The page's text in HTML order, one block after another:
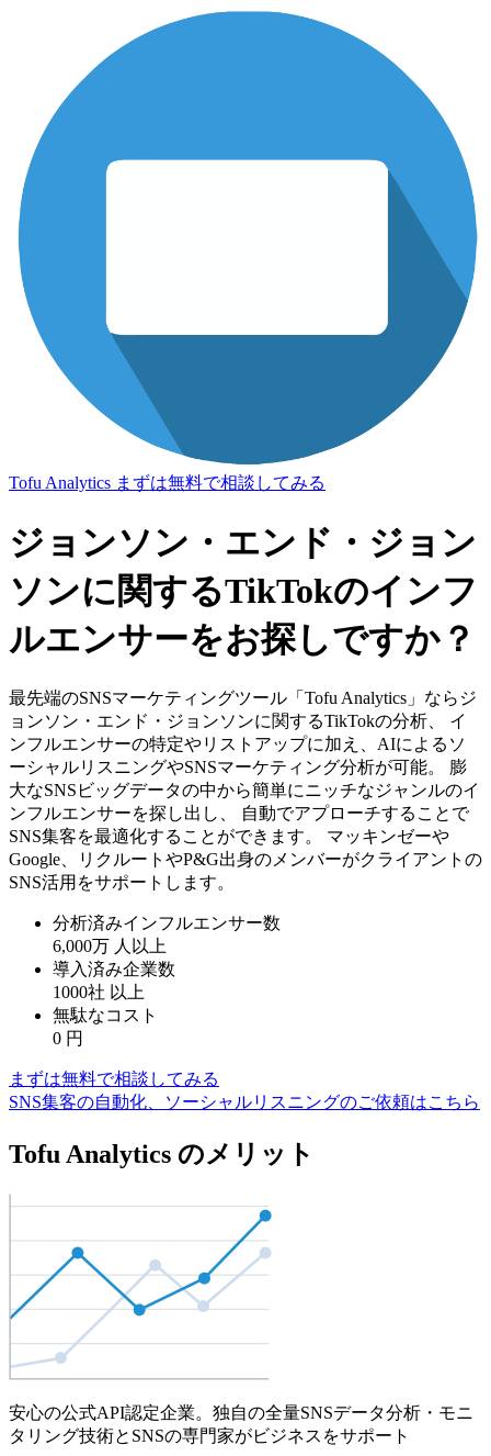
Tofu Analytics まずは無料で相談してみる
ジョンソン・エンド・ジョン
ソンに関するTikTokのインフ
ルエンサーをお探しですか？
最先端のSNSマーケティングツール「Tofu Analytics」ならジ
ョンソン・エンド・ジョンソンに関するTikTokの分析、 イ
ンフルエンサーの特定やリストアップに加え、AIによるソ
ーシャルリスニングやSNSマーケティング分析が可能。 膨
大なSNSビッグデータの中から簡単にニッチなジャンルのイ
ンフルエンサーを探し出し、 自動でアプローチすることで
SNS集客を最適化することができます。 マッキンゼーや
Google、リクルートやP&G出身のメンバーがクライアントの
SNS活用をサポートします。
分析済みインフルエンサー数
6,000万 人以上
導入済み企業数
1000社 以上
無駄なコスト
0 円
まずは無料で相談してみる
SNS集客の自動化、ソーシャルリスニングのご依頼はこちら
Tofu Analytics のメリット
安心の公式API認定企業。独自の全量SNSデータ分析・モニ
タリング技術とSNSの専門家がビジネスをサポート